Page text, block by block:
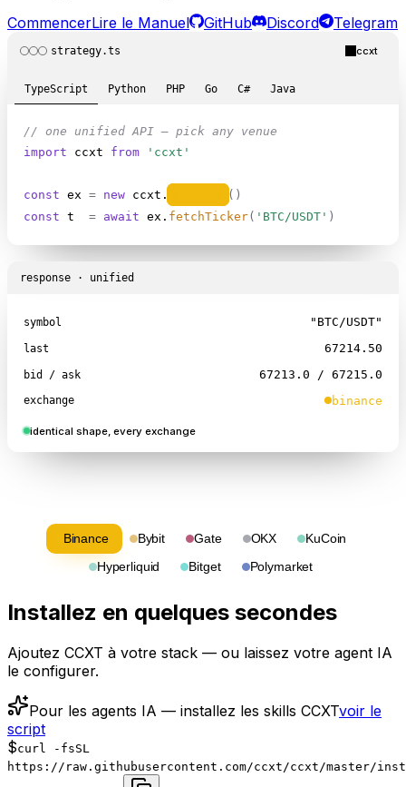
CommencerLire le Manuel GitHub Discord Telegram
strategy.ts ccxt
TypeScript Python PHP Go C# Java
// one unified API — pick any venue
import ccxt from 'ccxt'
const ex = new ccxt.
()
const t = await ex. fetchTicker( 'BTC/USDT' )
response · unified
symbol "BTC/USDT"
last 67214.50
bid / ask 67213.0 / 67215.0
exchange binance
identical shape, every exchange
Binance Bybit Gate OKX KuCoin
Hyperliquid Bitget Polymarket
Installez en quelques secondes
Ajoutez CCXT à votre stack — ou laissez votre agent IA
le configurer.
Pour les agents IA — installez les skills CCXTvoir le
script
$curl -fsSL
https://raw.githubusercontent.com/ccxt/ccxt/master/